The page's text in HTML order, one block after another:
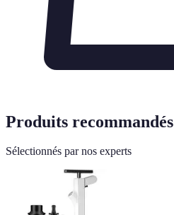
Produits recommandés
Sélectionnés par nos experts